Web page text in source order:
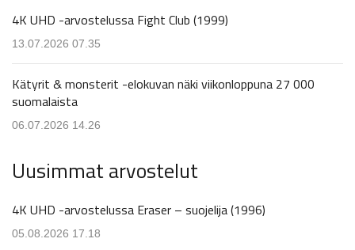
4K UHD -arvostelussa Fight Club (1999)
13.07.2026 07.35
Kätyrit & monsterit -elokuvan näki viikonloppuna 27 000
suomalaista
06.07.2026 14.26
Uusimmat arvostelut
4K UHD -arvostelussa Eraser – suojelija (1996)
05.08.2026 17.18